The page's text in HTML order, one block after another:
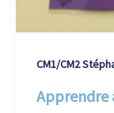
CM1/CM2
Apprendre